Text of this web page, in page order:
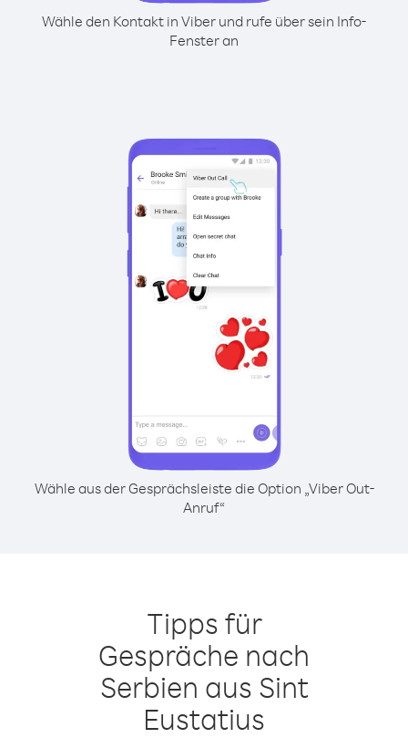
Wähle den Kontakt in Viber und rufe über sein Info-
Fenster an
Wähle aus der Gesprächsleiste die Option „Viber Out-
Anruf“
Tipps für
Gespräche nach
Serbien aus Sint
Eustatius